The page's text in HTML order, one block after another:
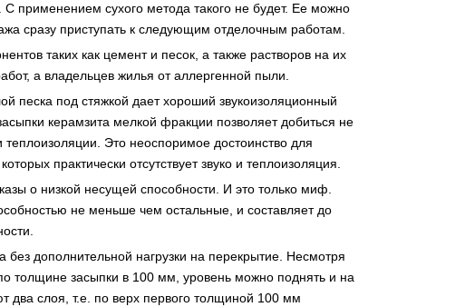
С применением сухого метода такого не будет. Ее можно
сразу приступать к следующим отделочным работам.
таких как цемент и песок, а также растворов на их
а владельцев жилья от аллергенной пыли.
песка под стяжкой дает хороший звукоизоляционный
керамзита мелкой фракции позволяет добиться не
теплоизоляции. Это неоспоримое достоинство для
практически отсутствует звуко и теплоизоляция.
о низкой несущей способности. И это только миф.
не меньше чем остальные, и составляет до
дополнительной нагрузки на перекрытие. Несмотря
толщине засыпки в 100 мм, уровень можно поднять и на
два слоя, т.е. по верх первого толщиной 100 мм